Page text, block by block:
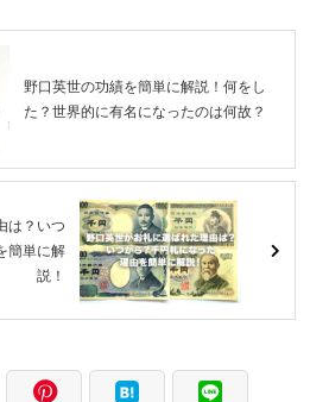
野口英世の功績を簡単に解説！何をし
た？世界的に有名になったのは何故？
は？いつ
簡単に解
説！